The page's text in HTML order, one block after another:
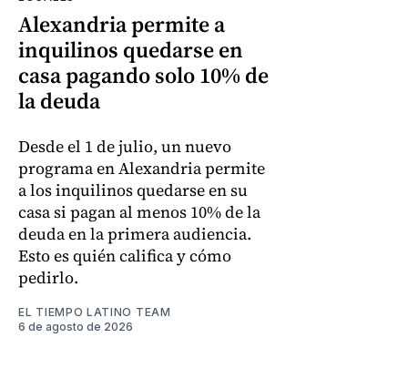
Alexandria permite a
inquilinos quedarse en
casa pagando solo 10% de
la deuda
Desde el 1 de julio, un nuevo
programa en Alexandria permite
a los inquilinos quedarse en su
casa si pagan al menos 10% de la
deuda en la primera audiencia.
Esto es quién califica y cómo
pedirlo.
EL TIEMPO LATINO TEAM
6 de agosto de 2026